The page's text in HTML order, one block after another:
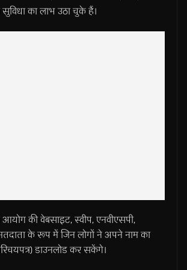
का लाभ उठा चुके हैं।
की वेबसाइट, स्वीप, एनवीएसपी,
के रूप में जिन लोगों ने अपने नाम का
डाउनलोड कर सकेंगे।